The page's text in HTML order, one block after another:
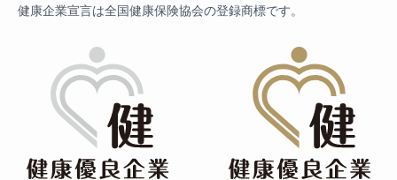
健康企業宣言は全国健康保険協会の登録商標です。